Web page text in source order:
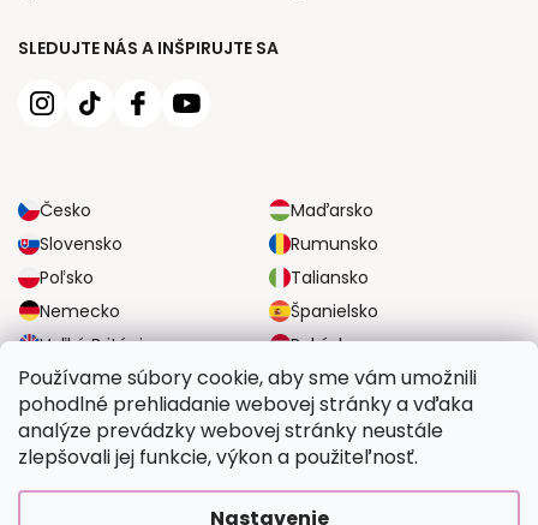
Používame súbory cookie, aby sme vám umožnili
pohodlné prehliadanie webovej stránky a vďaka
analýze prevádzky webovej stránky neustále
zlepšovali jej funkcie, výkon a použiteľnosť.
Nastavenie
SLEDUJTE NÁS A INŠPIRUJTE SA
Česko
Maďarsko
Slovensko
Rumunsko
Poľsko
Taliansko
Nemecko
Španielsko
Veľká Británia
Rakúsko
SPOĽAHLIVÉ MOŽNOSTI DOPRAVY
BEZPEČNÉ MOŽNOSTI PLATBY